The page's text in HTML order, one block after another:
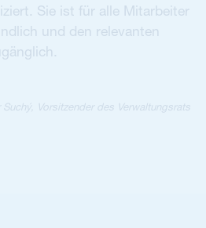
Sie ist für alle Mitarbeiter
und den relevanten
Vorsitzender des Verwaltungsrats